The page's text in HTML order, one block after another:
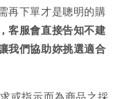
再下單才是聰明的購
客服會直接告知不建
我們協助妳挑選適合